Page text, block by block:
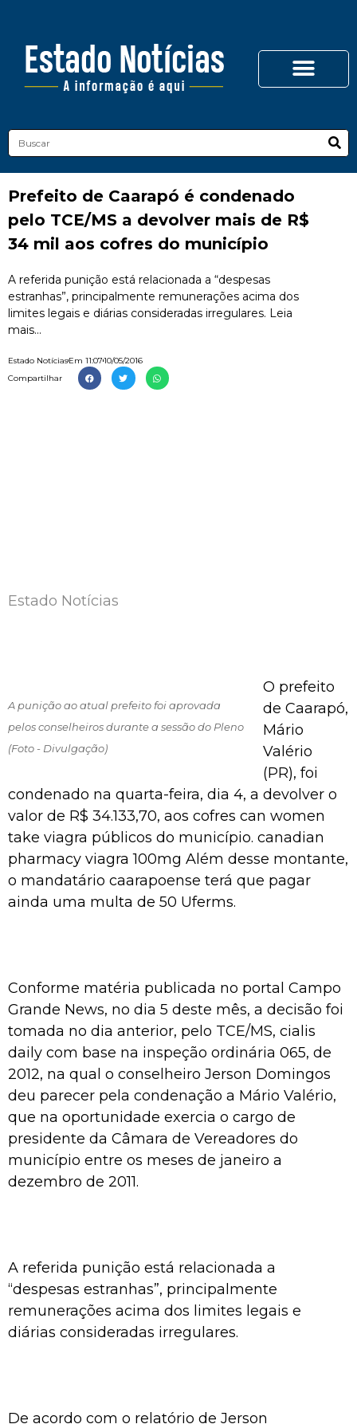
Prefeito de Caarapó é condenado
pelo TCE/MS a devolver mais de R$
34 mil aos cofres do município
A referida punição está relacionada a “despesas
estranhas”, principalmente remunerações acima dos
limites legais e diárias consideradas irregulares. Leia
mais...
Estado NotíciasEm 11:0710/05/2016
Compartilhar
Estado Notícias
A punição ao atual prefeito foi aprovada
pelos conselheiros durante a sessão do Pleno
(Foto - Divulgação)
O prefeito
de Caarapó,
Mário
Valério
(PR), foi
condenado na quarta-feira, dia 4, a devolver o
valor de R$ 34.133,70, aos cofres can women
take viagra públicos do município. canadian
pharmacy viagra 100mg Além desse montante,
o mandatário caarapoense terá que pagar
ainda uma multa de 50 Uferms.
Conforme matéria publicada no portal Campo
Grande News, no dia 5 deste mês, a decisão foi
tomada no dia anterior, pelo TCE/MS, cialis
daily com base na inspeção ordinária 065, de
2012, na qual o conselheiro Jerson Domingos
deu parecer pela condenação a Mário Valério,
que na oportunidade exercia o cargo de
presidente da Câmara de Vereadores do
município entre os meses de janeiro a
dezembro de 2011.
A referida punição está relacionada a
“despesas estranhas”, principalmente
remunerações acima dos limites legais e
diárias consideradas irregulares.
De acordo com o relatório de Jerson